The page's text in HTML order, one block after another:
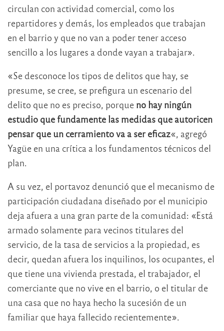
circulan con actividad comercial, como los
repartidores y demás, los empleados que trabajan
en el barrio y que no van a poder tener acceso
sencillo a los lugares a donde vayan a trabajar».
«Se desconoce los tipos de delitos que hay, se
presume, se cree, se prefigura un escenario del
delito que no es preciso, porque no hay ningún
estudio que fundamente las medidas que autoricen
pensar que un cerramiento va a ser eficaz«, agregó
Yagüe en una crítica a los fundamentos técnicos del
plan.
A su vez, el portavoz denunció que el mecanismo de
participación ciudadana diseñado por el municipio
deja afuera a una gran parte de la comunidad: «Está
armado solamente para vecinos titulares del
servicio, de la tasa de servicios a la propiedad, es
decir, quedan afuera los inquilinos, los ocupantes, el
que tiene una vivienda prestada, el trabajador, el
comerciante que no vive en el barrio, o el titular de
una casa que no haya hecho la sucesión de un
familiar que haya fallecido recientemente».